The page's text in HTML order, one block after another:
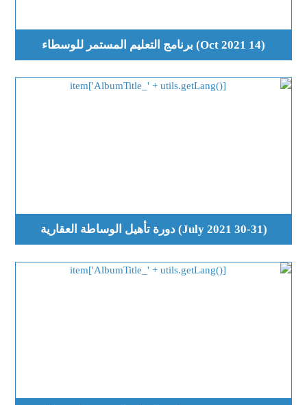
(14 Oct 2021) برنامج التعليم المستمر للوسطاء
(30-31 July 2021) دورة تأهيل الوساطة العقارية